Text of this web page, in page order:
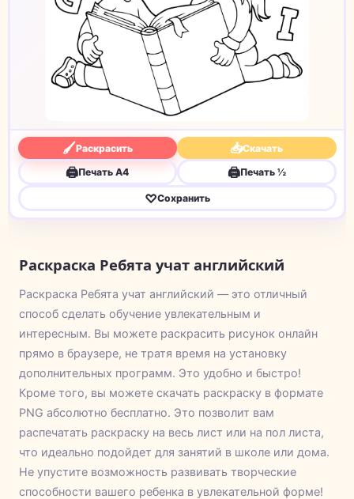
🖌Раскрасить 📥Скачать
🖨Печать A4 🖨Печать ½
♡Сохранить
Раскраска Ребята учат английский
Раскраска Ребята учат английский — это отличный
способ сделать обучение увлекательным и
интересным. Вы можете раскрасить рисунок онлайн
прямо в браузере, не тратя время на установку
дополнительных программ. Это удобно и быстро!
Кроме того, вы можете скачать раскраску в формате
PNG абсолютно бесплатно. Это позволит вам
распечатать раскраску на весь лист или на пол листа,
что идеально подойдет для занятий в школе или дома.
Не упустите возможность развивать творческие
способности вашего ребенка в увлекательной форме!